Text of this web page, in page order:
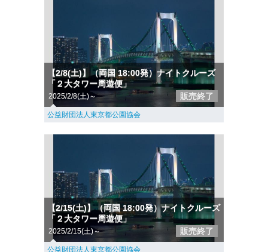
【2/8(土)】（両国 18:00発）ナイトクルーズ
「２大タワー周遊便」
2025/2/8(土)～ 販売終了
公益財団法人東京都公園協会
【2/15(土)】（両国 18:00発）ナイトクルーズ
「２大タワー周遊便」
2025/2/15(土)～ 販売終了
公益財団法人東京都公園協会